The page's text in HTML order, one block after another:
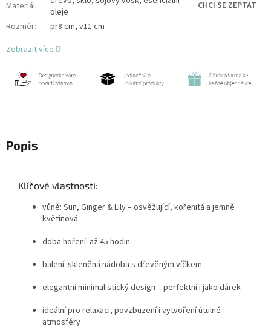
Materiál:
oleje
Rozměr: pr8 cm, v11 cm
CHCI SE ZEPTAT
Zobrazit více
Popis
Klíčové vlastnosti:
vůně: Sun, Ginger & Lily – osvěžující, kořenitá a jemně
květinová
doba hoření: až 45 hodin
balení: skleněná nádoba s dřevěným víčkem
elegantní minimalistický design – perfektní i jako dárek
ideální pro relaxaci, povzbuzení i vytvoření útulné
atmosféry